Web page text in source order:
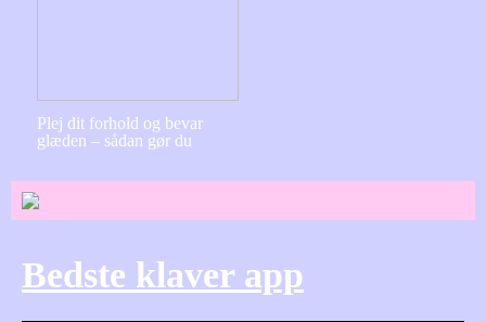
Plej dit forhold og bevar
glæden – sådan gør du
Bedste klaver app